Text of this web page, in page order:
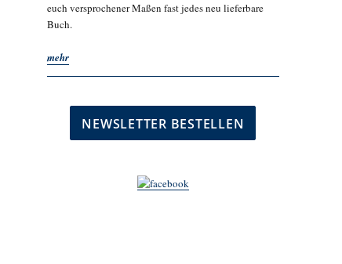
euch versprochener Maßen fast jedes neu lieferbare
Buch.
mehr